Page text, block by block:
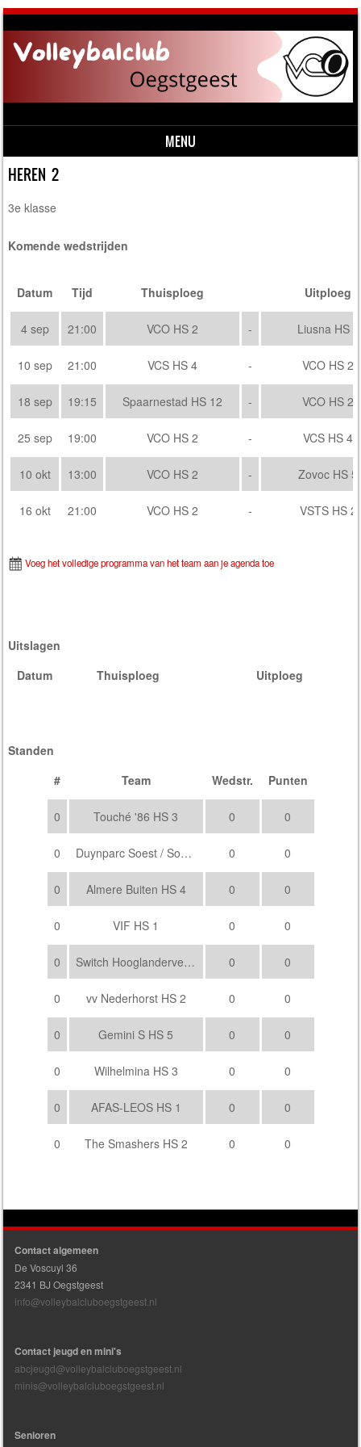
MENU
Skip to content
HEREN 2
3e klasse
Komende wedstrijden
Datum Tijd Thuisploeg Uitploeg
4 sep 21:00 VCO HS 2 - Liusna HS 2
10 sep 21:00 VCS HS 4 - VCO HS 2
18 sep 19:15 Spaarnestad HS 12 - VCO HS 2
25 sep 19:00 VCO HS 2 - VCS HS 4
10 okt 13:00 VCO HS 2 - Zovoc HS 5
16 okt 21:00 VCO HS 2 - VSTS HS 2
Voeg het volledige programma van het team aan je agenda toe
Uitslagen
Datum
Thuisploeg Uitploeg
Standen
#
Team Wedstr. Punten
0 Touché '86 HS 3 0 0
0 Duynparc Soest / Sovoco HS 4 0 0
0 Almere Buiten HS 4 0 0
0 VIF HS 1 0 0
0 Switch Hooglanderveen HS 4 0 0
0 vv Nederhorst HS 2 0 0
0 Gemini S HS 5 0 0
0 Wilhelmina HS 3 0 0
0 AFAS-LEOS HS 1 0 0
0 The Smashers HS 2 0 0
Contact algemeen
De Voscuyl 36
2341 BJ Oegstgeest
info@volleybalcluboegstgeest.nl
Contact jeugd en mini's
abcjeugd@volleybalcluboegstgeest.nl
minis@volleybalcluboegstgeest.nl
Senioren